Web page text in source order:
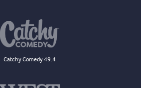
Catchy Comedy 49.4